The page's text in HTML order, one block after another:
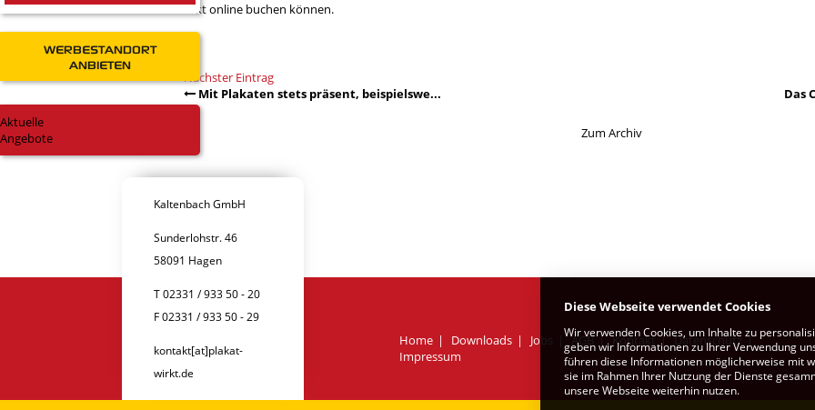
direkt online buchen können.
Nächster Eintrag
Mit Plakaten stets präsent, beispielswe...
Das
Zum Archiv
Home Downloads Jobs AGB Kontakt
Datenschutz
Impressum
Kaltenbach GmbH
Sunderlohstr. 46
58091 Hagen
T 02331 / 933 50 - 20
F 02331 / 933 50 - 29
kontakt[at]plakat-
wirkt.de
WERBESTANDORT
ANBIETEN
Aktuelle
Angebote
Diese Webseite verwendet Cookies
Wir verwenden Cookies, um Inhalte zu
geben wir Informationen zu Ihrer Verwendung
führen diese Informationen möglicherweise mit
sie im Rahmen Ihrer Nutzung der Dienste
unsere Webseite weiterhin nutzen.